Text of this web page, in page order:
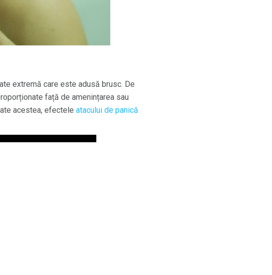
extremă care este adusă brusc. De
față de amenințarea sau
acestea, efectele atacului de panică